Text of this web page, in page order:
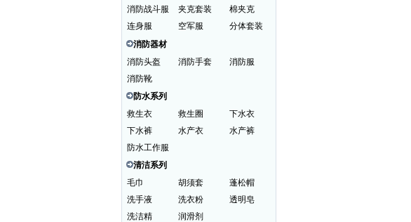
消防战斗服
夹克套装
棉夹克
连身服
空军服
分体套装
消防器材
消防头盔
消防手套
消防服
消防靴
防水系列
救生衣
救生圈
下水衣
下水裤
水产衣
水产裤
防水工作服
清洁系列
毛巾
胡须套
蓬松帽
洗手液
洗衣粉
透明皂
洗洁精
润滑剂